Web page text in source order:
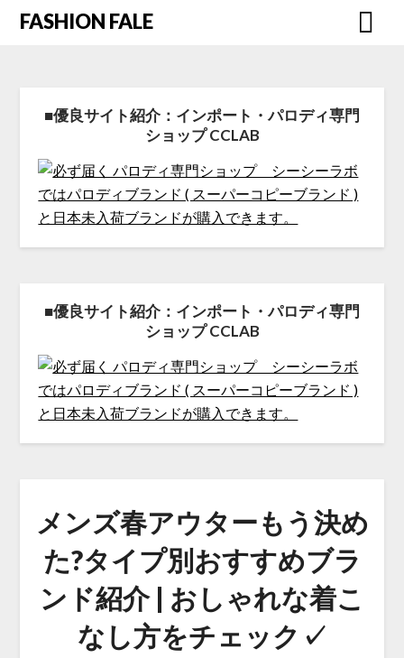
FASHION FALE
■優良サイト紹介：インポート・パロディ専門
ショップ CCLAB
■優良サイト紹介：インポート・パロディ専門
ショップ CCLAB
メンズ春アウターもう決め
た?タイプ別おすすめブラ
ンド紹介 | おしゃれな着こ
なし方をチェック✓